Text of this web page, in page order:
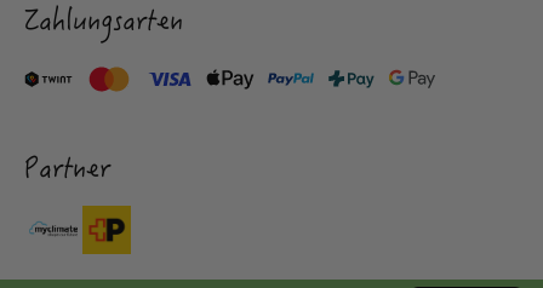
Zahlungsarten
Partner